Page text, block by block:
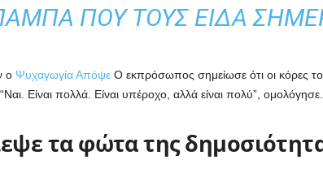
ΠΟΥ ΤΟΥΣ ΕΊΔΑ
ο Ψυχαγωγία ΑπόψεΟ εκπρόσωπος σημείωσε ότι οι κόρες
Είναι πολλά. Είναι υπέροχο, αλλά είναι πολύ”, ομολόγησε.
τα φώτα της